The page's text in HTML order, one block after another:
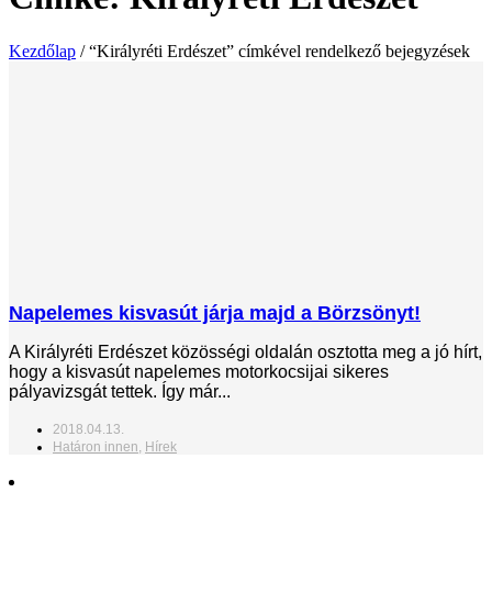
Kezdőlap / “Királyréti Erdészet” címkével rendelkező bejegyzések
Napelemes kisvasút járja majd a Börzsönyt!
A Királyréti Erdészet közösségi oldalán osztotta meg a jó hírt,
hogy a kisvasút napelemes motorkocsijai sikeres
pályavizsgát tettek. Így már...
2018.04.13.
Határon innen, Hírek